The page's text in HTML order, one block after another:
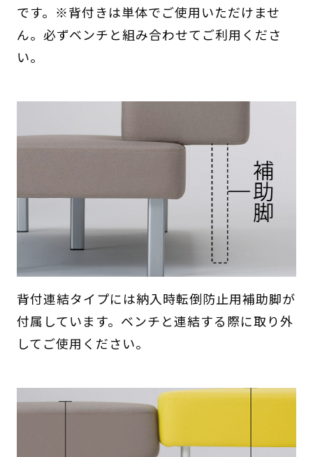
です。※背付きは単体でご使用いただけませ
ん。必ずベンチと組み合わせてご利用くださ
い。
背付連結タイプには納入時転倒防止用補助脚が
付属しています。ベンチと連結する際に取り外
してご使用ください。